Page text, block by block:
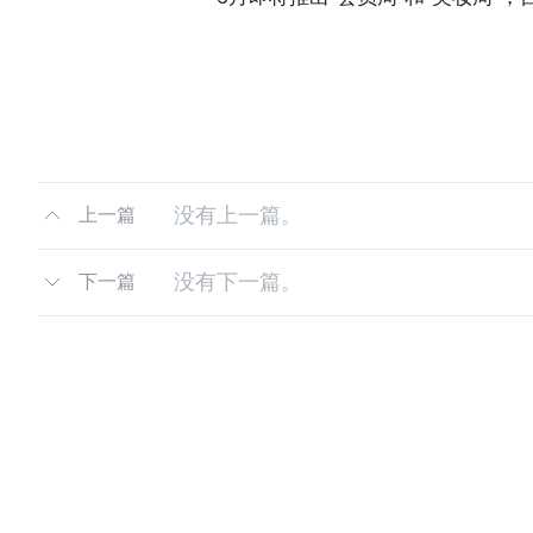
上一篇 没有上一篇。
下一篇 没有下一篇。